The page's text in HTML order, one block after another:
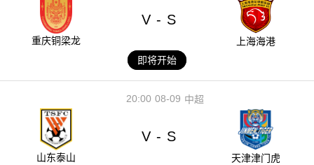
重庆铜梁龙
V - S
上海海港
即将开始
08-09
20:00 中超
山东泰山
V - S
天津津门虎